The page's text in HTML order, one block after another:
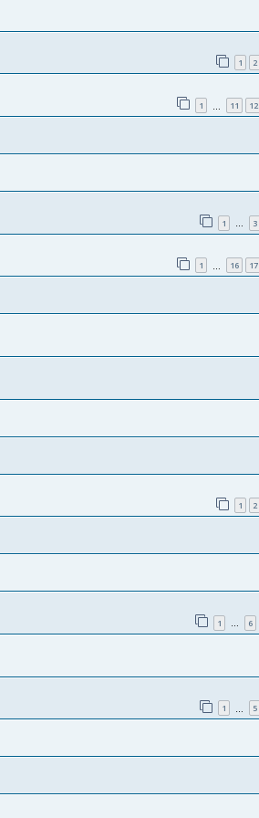
1 2
1 11 12
1 … 3
1 16 17
1 2
1 … 6
1 5